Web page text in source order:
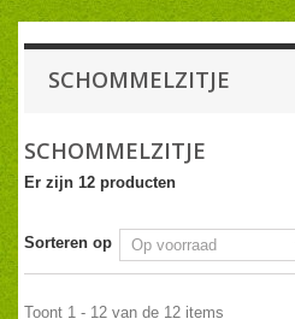
SCHOMMELZITJE
SCHOMMELZITJE
Er zijn 12 producten
Sorteren op
Toont 1 - 12 van de 12 items